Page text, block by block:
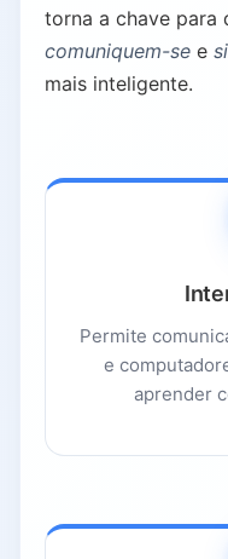
torna a chave para
comuniquem-se e
mais inteligente.
Permite
e
aprender